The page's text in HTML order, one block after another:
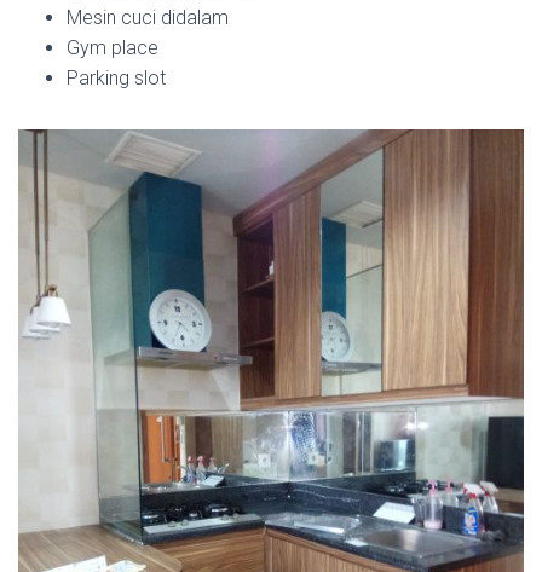
Mesin cuci didalam
Gym place
Parking slot